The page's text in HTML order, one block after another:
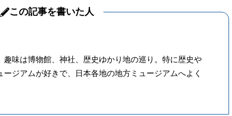
この記事を書いた人
趣味は博物館、神社、歴史ゆかり地の巡り。特に歴史や
ージアムが好きで、日本各地の地方ミュージアムへよく